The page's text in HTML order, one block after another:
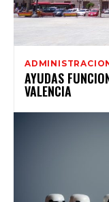
AYUDAS
VALENCIA